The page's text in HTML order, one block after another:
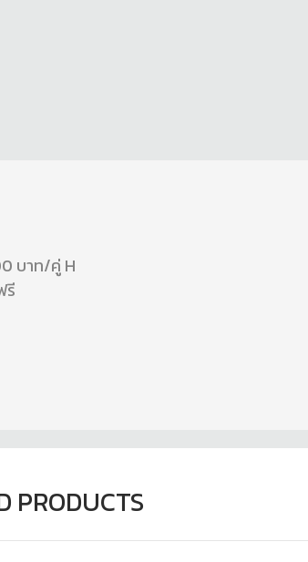
บาท/คู่ H
รี
PRODUCTS